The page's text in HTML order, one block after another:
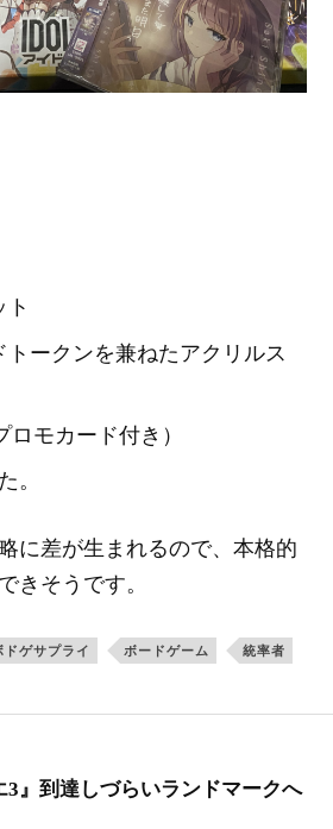
トークンを兼ねたアクリルス
ロモカード付き）
。
に差が生まれるので、本格的
きそうです。
ドゲサプライ ボードゲーム 統率者
3』到達しづらいランドマークへ